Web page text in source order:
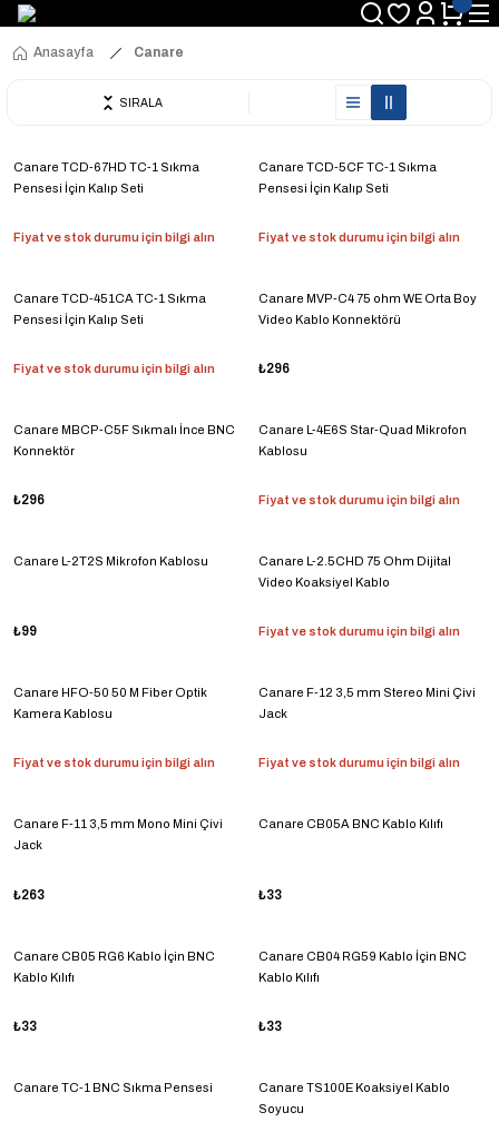
Anasayfa Canare
SIRALA
Canare TCD-67HD TC-1 Sıkma
Pensesi İçin Kalıp Seti
Fiyat ve stok durumu için bilgi alın
Canare TCD-5CF TC-1 Sıkma
Pensesi İçin Kalıp Seti
Fiyat ve stok durumu için bilgi alın
Canare TCD-451CA TC-1 Sıkma
Pensesi İçin Kalıp Seti
Fiyat ve stok durumu için bilgi alın
Canare MVP-C4 75 ohm WE Orta Boy
Video Kablo Konnektörü
₺296
Canare MBCP-C5F Sıkmalı İnce BNC
Konnektör
₺296
Canare L-4E6S Star-Quad Mikrofon
Kablosu
Fiyat ve stok durumu için bilgi alın
Canare L-2T2S Mikrofon Kablosu
₺99
Canare L-2.5CHD 75 Ohm Dijital
Video Koaksiyel Kablo
Fiyat ve stok durumu için bilgi alın
Canare HFO-50 50 M Fiber Optik
Kamera Kablosu
Fiyat ve stok durumu için bilgi alın
Canare F-12 3,5 mm Stereo Mini Çivi
Jack
Fiyat ve stok durumu için bilgi alın
Canare F-11 3,5 mm Mono Mini Çivi
Jack
₺263
Canare CB05A BNC Kablo Kılıfı
₺33
Canare CB05 RG6 Kablo İçin BNC
Kablo Kılıfı
₺33
Canare CB04 RG59 Kablo İçin BNC
Kablo Kılıfı
₺33
Canare TC-1 BNC Sıkma Pensesi
Canare TS100E Koaksiyel Kablo
Soyucu